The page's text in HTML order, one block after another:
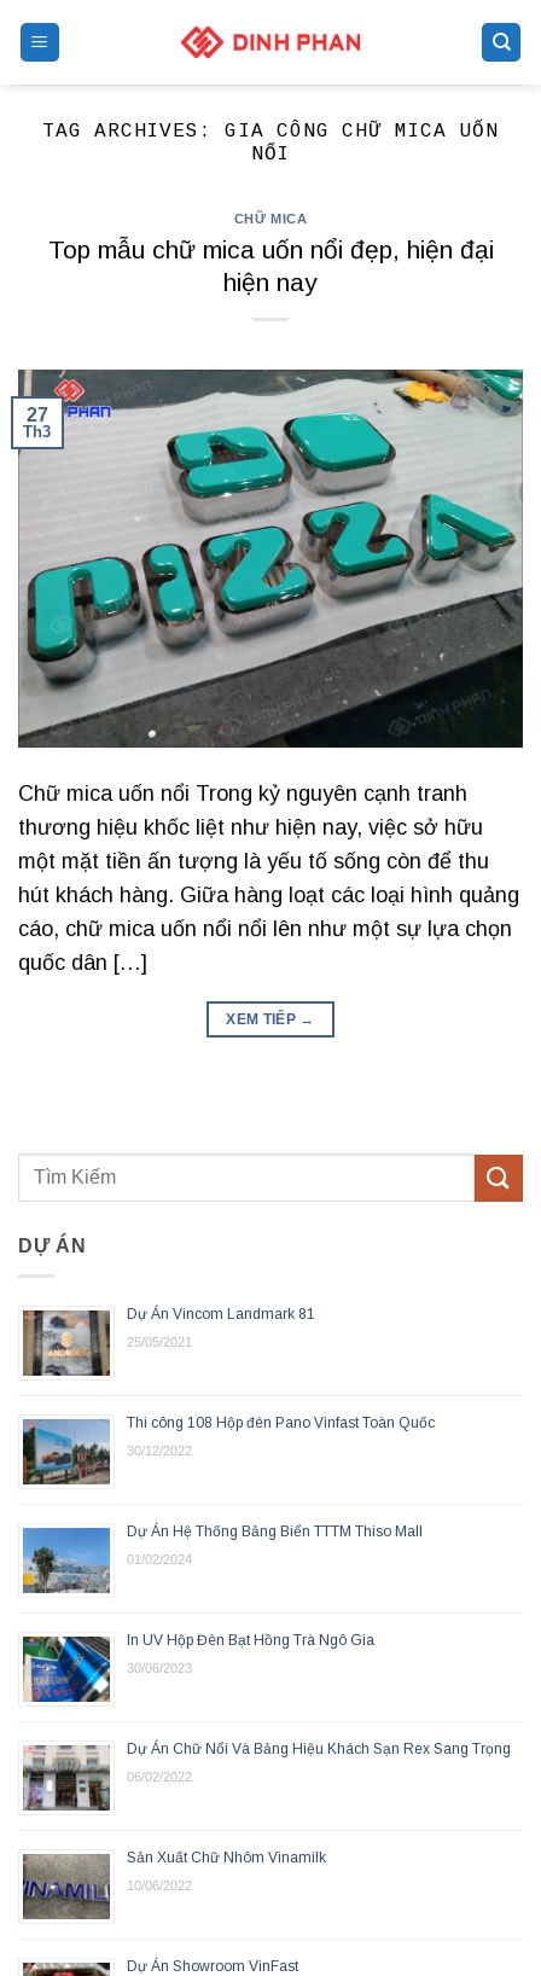
TAG ARCHIVES:GIA CÔNG CHỮ MICA UỐN
NỔI
CHỮ MICA
Top mẫu chữ mica uốn nổi đẹp, hiện đại
hiện nay
27
Th3
Chữ mica uốn nổi Trong kỷ nguyên cạnh tranh
thương hiệu khốc liệt như hiện nay, việc sở hữu
một mặt tiền ấn tượng là yếu tố sống còn để thu
hút khách hàng. Giữa hàng loạt các loại hình quảng
cáo, chữ mica uốn nổi nổi lên như một sự lựa chọn
quốc dân […]
XEM TIẾP →
DỰ ÁN
Dự Án Vincom Landmark 81
25/05/2021
Thi công 108 Hộp đèn Pano Vinfast Toàn Quốc
30/12/2022
Dự Án Hệ Thống Bảng Biển TTTM Thiso Mall
01/02/2024
In UV Hộp Đèn Bạt Hồng Trà Ngô Gia
30/06/2023
Dự Án Chữ Nổi Và Bảng Hiệu Khách Sạn Rex Sang Trọng
06/02/2022
Sản Xuất Chữ Nhôm Vinamilk
10/06/2022
Dự Án Showroom VinFast